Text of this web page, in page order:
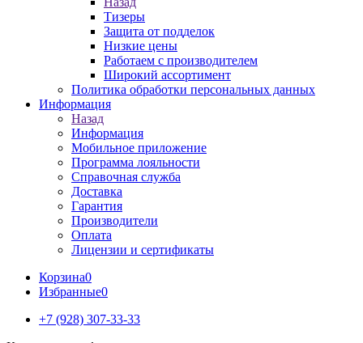
Тизеры
Защита от подделок
Низкие цены
Работаем с производителем
Широкий ассортимент
Политика обработки персональных данных
Информация
Назад
Информация
Мобильное приложение
Программа лояльности
Справочная служба
Доставка
Гарантия
Производители
Оплата
Лицензии и сертификаты
Корзина0
Избранные0
+7 (928) 307-33-33